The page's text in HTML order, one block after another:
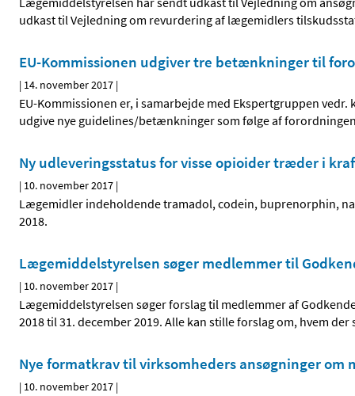
udkast til Vejledning om revurdering af lægemidlers
EU-Kommissionen udgiver tre betænkninger til
| 14. november 2017 |
EU-Kommissionen er, i samarbejde med Ekspertgruppen
udgive nye guidelines/betænkninger som følge af
Ny udleveringsstatus for visse opioider træder i
| 10. november 2017 |
Lægemidler indeholdende tramadol, codein, buprenorphin,
2018.
Lægemiddelstyrelsen søger medlemmer til
| 10. november 2017 |
Lægemiddelstyrelsen søger forslag til medlemmer af
2018 til 31. december 2019. Alle kan stille forslag om, hvem
Nye formatkrav til virksomheders ansøgninger
| 10. november 2017 |